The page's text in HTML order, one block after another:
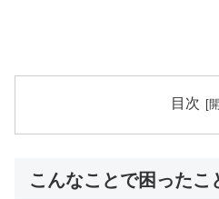
目次
こんなことで困ったこ